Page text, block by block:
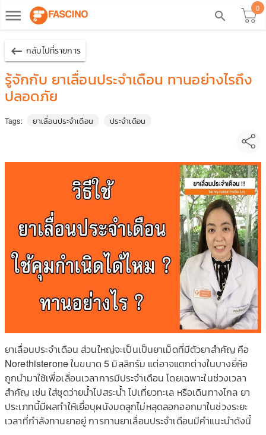
dehaze search
0
keyboard_backspace กลับไปที่รายการ
รู้จักกับ ยาเลื่อนประจำเดือน ทานอย่างไรถึง
ปลอดภัย
Tags: ยาเลื่อนประจำเดือน ประจำเดือน
ยาเลื่อนประจำเดือน ส่วนใหญ่จะเป็นเป็นยาเม็ดที่มีตัวยาสำคัญ คือ
Norethisterone ในขนาด 5 มิลลิกรัม แต่อาจแตกต่างในบางยี่ห้อ
ถูกนำมาใช้เพื่อเลื่อนเวลาการมีประจำเดือน โดยเฉพาะในช่วงเวลา
สำคัญ เช่น ใส่ชุดว่ายน้ำไปสระน้ำ ไปเที่ยวทะเล หรือเดินทางไกล ยา
ประเภทนี้มีผลทำให้เยื่อบุผนังมดลูกไม่หลุดลอกออกมาในช่วงระยะ
เวลาที่กำลังทานยาอยู่ การทานยาเลื่อนประจำเดือนมีคำแนะนำดังนี้